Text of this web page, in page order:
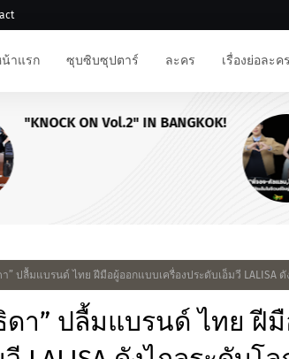
าแรก ซุบซิบซุปตาร์ ละคร เรื่องย่อละคร
ON Vol.2" IN BANGKOK!
” ปลื้มแบรนด์ ไทย ฝีมือผู้ออกแบบเครื่องประดับเอ็มวี LALISA ดั
า” ปลื้มแบรนด์ ไทย ฝี